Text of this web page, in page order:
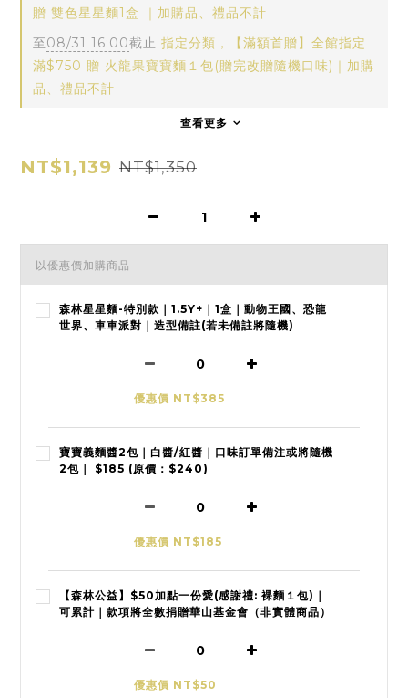
贈 雙色星星麵1盒 ｜加購品、禮品不計
至08/31 16:00截止 指定分類，【滿額首贈】全館指定
滿$750 贈 火龍果寶寶麵１包(贈完改贈隨機口味)｜加購
品、禮品不計
查看更多
NT$1,139 NT$1,350
以優惠價加購商品
森林星星麵-特別款｜1.5Y+｜1盒｜動物王國、恐龍
世界、車車派對｜造型備註(若未備註將隨機)
優惠價 NT$385
寶寶義麵醬2包｜白醬/紅醬｜口味訂單備注或將隨機
2包｜ $185 (原價：$240)
優惠價 NT$185
【森林公益】$50加點一份愛(感謝禮: 裸麵１包)｜
可累計｜款項將全數捐贈華山基金會（非實體商品）
優惠價 NT$50